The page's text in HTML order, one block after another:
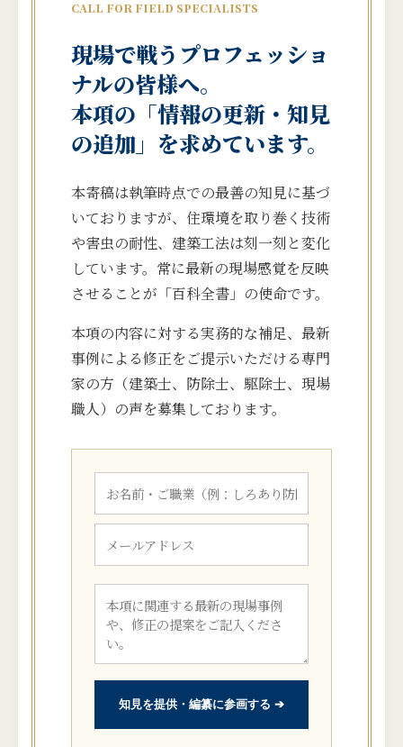
CALL FOR FIELD SPECIALISTS
現場で戦うプロフェッショ
ナルの皆様へ。
本項の「情報の更新・知見
の追加」を求めています。
本寄稿は執筆時点での最善の知見に基づ
いておりますが、住環境を取り巻く技術
や害虫の耐性、建築工法は刻一刻と変化
しています。常に最新の現場感覚を反映
させることが「百科全書」の使命です。
本項の内容に対する実務的な補足、最新
事例による修正をご提示いただける専門
家の方（建築士、防除士、駆除士、現場
職人）の声を募集しております。
知見を提供・編纂に参画する ➔